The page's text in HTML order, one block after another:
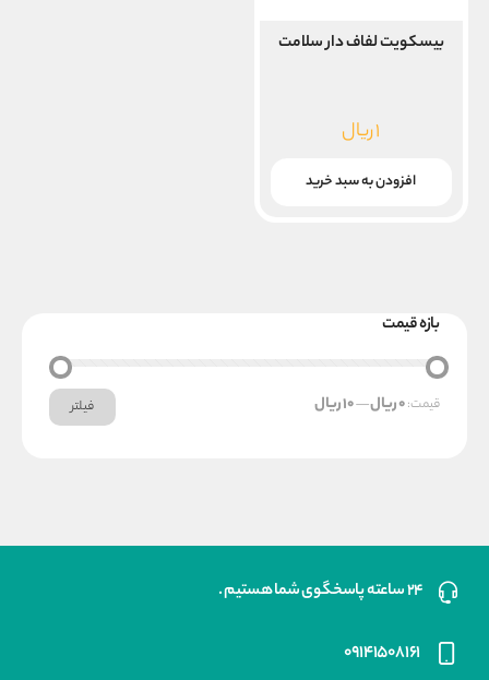
بیسکویت لفاف دار سلامت
۱ریال
افزودن به سبد خرید
بازه قیمت
حداقل
قیمت
حداکثر
قیمت
فیلتر قیمت:0 ریال —10 ریال
۲۴ ساعته پاسخگوی شما هستیم .
۰۹۱۴۱۵۰۸۱۶۱